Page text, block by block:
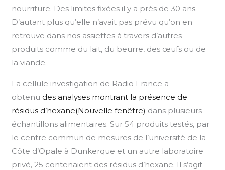
nourriture. Des limites fixées il y a près de 30 ans.
D’autant plus qu’elle n’avait pas prévu qu’on en
retrouve dans nos assiettes à travers d’autres
produits comme du lait, du beurre, des œufs ou de
la viande.
La cellule investigation de Radio France a
obtenu des analyses montrant la présence de
résidus d’hexane(Nouvelle fenêtre) dans plusieurs
échantillons alimentaires. Sur 54 produits testés, par
le centre commun de mesures de l’université de la
Côte d’Opale à Dunkerque et un autre laboratoire
privé, 25 contenaient des résidus d’hexane. Il s’agit